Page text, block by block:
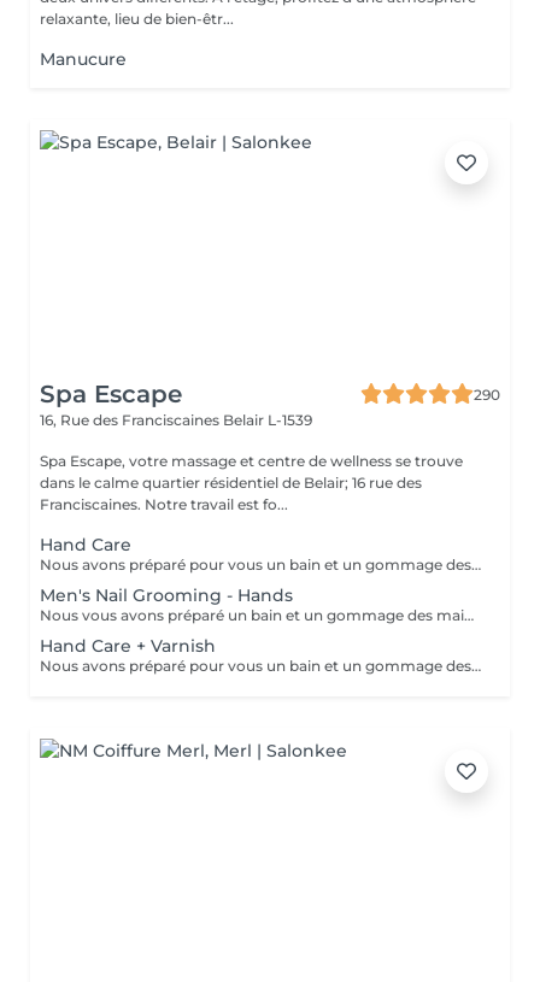
relaxante, lieu de bien-êtr...
Manucure
Spa Escape
290
16, Rue des Franciscaines Belair L-1539
Spa Escape, votre massage et centre de wellness se trouve
dans le calme quartier résidentiel de Belair; 16 rue des
Franciscaines. Notre travail est fo...
Hand Care
Nous avons préparé pour vous un bain et un gommage des mains aux huiles parfumées, un traitement des ongles et des cuticules, ainsi qu'un massage des bras et des mains pour éliminer toute tension dans les muscles et les os des bras et des mains et favoriser la relaxation.
Men's Nail Grooming - Hands
Nous vous avons préparé un bain et un gommage des mains à l'huile légèrement parfumée, un traitement des ongles et des cuticules et un massage des bras et des mains pour éliminer toute tension dans les muscles et les os des bras et des mains et favoriser la relaxation.
Hand Care + Varnish
Nous avons préparé pour vous un bain et un gommage des mains à l'huile parfumée, un traitement des ongles et des cuticules et un massage des bras et des mains pour éliminer toute tension dans les muscles et les os des bras et des mains et favoriser la relaxation. Ce soin est suivi de l'application d'un vernis à ongles de votre choix.